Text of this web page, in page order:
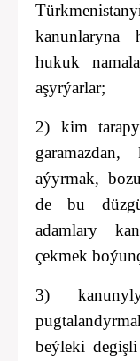
kanunlaryna
hukuk
aşyrýarlar;
2) kim
garamazdan,
aýyrmak,
debu
adamlary
çekmek
3)
beýleki